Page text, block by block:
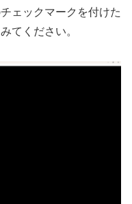
ェックマークを付けた
てください。